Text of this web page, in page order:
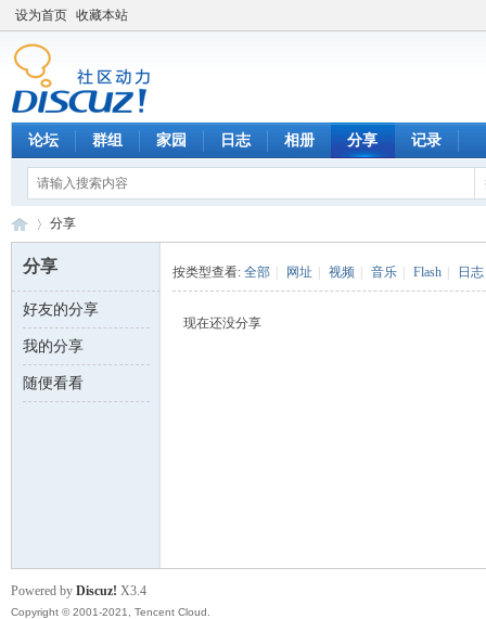
设为首页 收藏本站
论坛 群组 家园 日志 相册 分享 记录
数 ›
分享
分享
好友的分享
我的分享
随便看看
按类型查看: 全部 网址 视频 音乐 Flash 日志
现在还没分享
Powered by Discuz! X3.4
Copyright © 2001-2021, Tencent Cloud.